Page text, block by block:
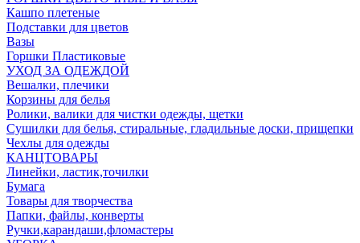
Кашпо плетеные
Подставки для цветов
Вазы
Горшки Пластиковые
УХОД ЗА ОДЕЖДОЙ
Вешалки, плечики
Корзины для белья
Ролики, валики для чистки одежды, щетки
Сушилки для белья, стиральные, гладильные доски, прищепки
Чехлы для одежды
КАНЦТОВАРЫ
Линейки, ластик,точилки
Бумага
Товары для творчества
Папки, файлы, конверты
Ручки,карандаши,фломастеры